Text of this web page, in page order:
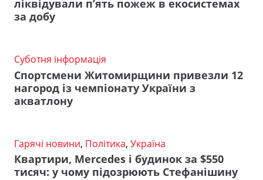
ліквідували п’ять пожеж в екосистемах
за добу
Суботня інформація
Спортсмени Житомирщини привезли 12
нагород із чемпіонату України з
акватлону
Гарячі новини, Політика, Україна
Квартири, Mercedes і будинок за $550
тисяч: у чому підозрюють Стефанішину